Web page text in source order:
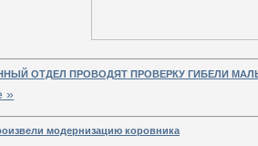
ОТДЕЛ ПРОВОДЯТ ПРОВЕРКУ ГИБЕЛИ
»
модернизацию коровника